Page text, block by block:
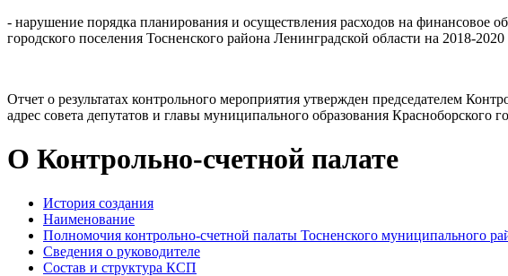
- нарушение порядка планирования и осуществления расходов на финансовое
городского поселения Тосненского района Ленинградской области на 2018-
Отчет о результатах контрольного мероприятия утвержден председателем
адрес совета депутатов и главы муниципального образования Красноборского
О Контрольно-счетной палате
История создания
Наименование
Полномочия контрольно-счетной палаты Тосненского муниципального
Сведения о руководителе
Состав и структура КСП